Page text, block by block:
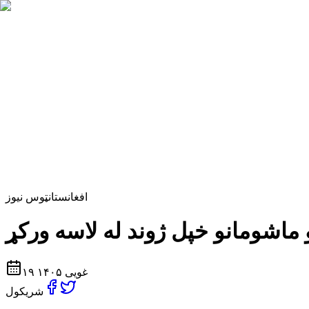
افغانستانټوس نیوز
۱۹ غویی ۱۴۰۵
شریکول